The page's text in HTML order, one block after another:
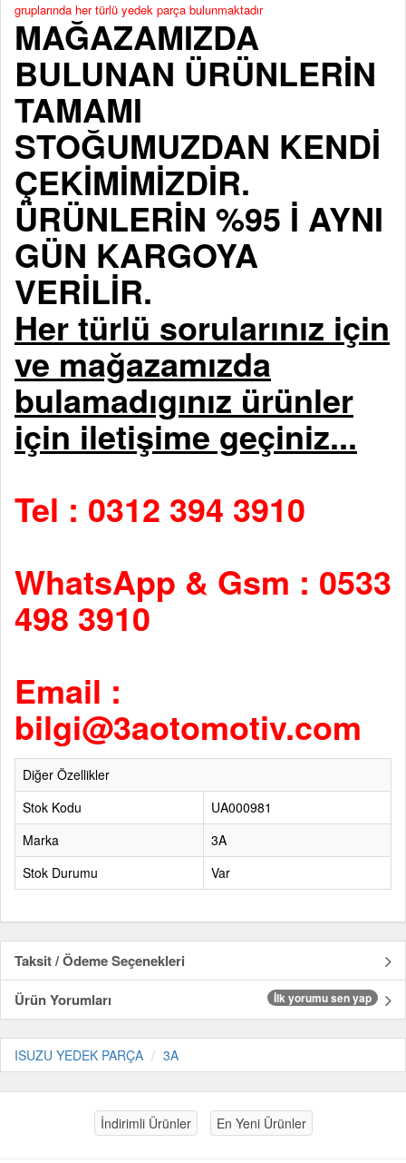
gruplarında her türlü yedek parça bulunmaktadır
MAĞAZAMIZDA
BULUNAN ÜRÜNLERİN
TAMAMI
STOĞUMUZDAN KENDİ
ÇEKİMİMİZDİR.
ÜRÜNLERİN %95 İ AYNI
GÜN KARGOYA
VERİLİR.
Her türlü sorularınız için
ve mağazamızda
bulamadıgınız ürünler
için iletişime geçiniz...
Tel : 0312 394 3910
WhatsApp & Gsm : 0533
498 3910
Email :
bilgi@3aotomotiv.com
Diğer Özellikler
Stok Kodu
UA000981
Marka
3A
Stok Durumu
Var
Taksit / Ödeme Seçenekleri
Ürün Yorumları
İlk yorumu sen yap
ISUZU YEDEK PARÇA 3A
İndirimli Ürünler En Yeni Ürünler